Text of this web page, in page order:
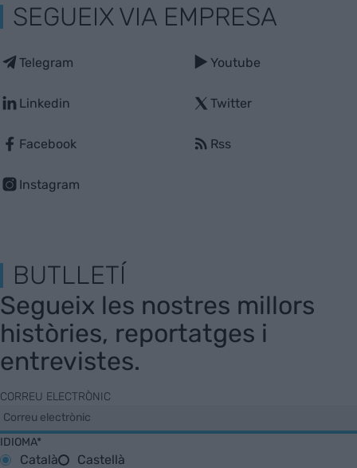
SEGUEIX VIA EMPRESA
Telegram
Linkedin
Facebook
Instagram
Youtube
Twitter
Rss
BUTLLETÍ
Segueix les nostres millors
històries, reportatges i
entrevistes.
CORREU ELECTRÒNIC
IDIOMA*
Català Castellà